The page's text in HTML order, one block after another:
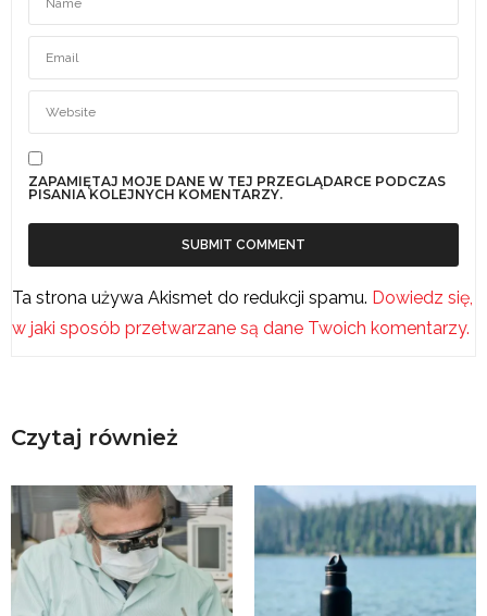
ZAPAMIĘTAJ MOJE DANE W TEJ PRZEGLĄDARCE PODCZAS
PISANIA KOLEJNYCH KOMENTARZY.
Ta strona używa Akismet do redukcji spamu. Dowiedz się,
w jaki sposób przetwarzane są dane Twoich komentarzy.
Czytaj również